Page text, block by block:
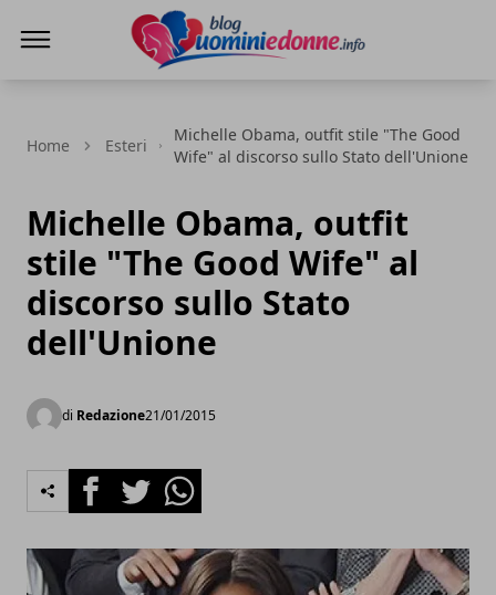
Home Esteri
Michelle Obama, outfit stile "The Good
Wife" al discorso sullo Stato dell'Unione
Michelle Obama, outfit
stile "The Good Wife" al
discorso sullo Stato
dell'Unione
di Redazione21/01/2015
FacebookTwitterWhatsapp